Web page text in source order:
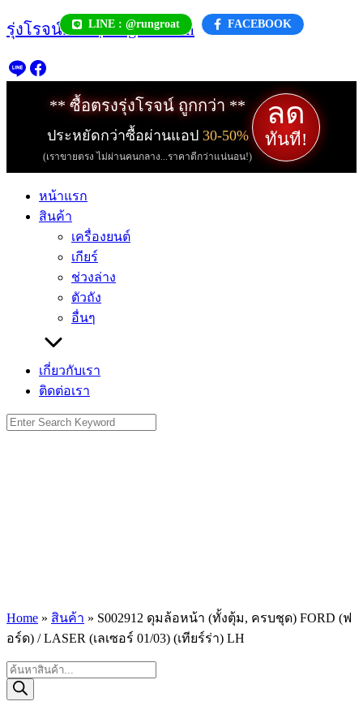
Skip
to
LINE : @rungroat FACEBOOK
รุ่งโรจน์.com | rungroat.com
** ซื้อตรงรุ่งโรจน์ ถูกกว่า **
ประหยัดกว่าซื้อผ่านแอป 30-50%
(เราขายตรง ไม่ผ่านคนกลาง...ราคาดีกว่าแน่นอน!)
ลด
ทันที!
หน้าแรก
สินค้า
เครื่องยนต์
เกียร์
ช่วงล่าง
ตัวถัง
อื่นๆ
เกี่ยวกับเรา
ติดต่อเรา
Search
for:
Home » สินค้า » S002912 ดุมล้อหน้า (ทั้งตุ้ม, ครบชุด) FORD (ฟ
อร์ด) / LASER (เลเซอร์ 01/03) (เทียร์ร่า) LH
Products
search